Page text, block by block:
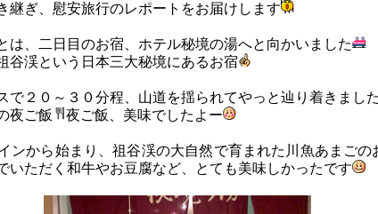
継ぎ、慰安旅行のレポートをお届けします
は、二日目のお宿、ホテル秘境の湯へと向かいました
谷渓という日本三大秘境にあるお宿
で２０～３０分程、山道を揺られてやっと辿り着きました
夜ご飯
夜ご飯、美味でしたよー
ンから始まり、祖谷渓の大自然で育まれた川魚あまごの
いただく和牛やお豆腐など、とても美味しかったです